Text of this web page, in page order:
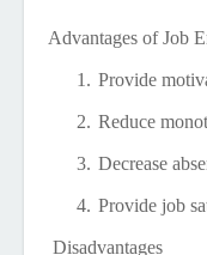
Advantages of Job
1. Provide
2. Reduce
3. Decrease
4. Provide job
Disadvantages